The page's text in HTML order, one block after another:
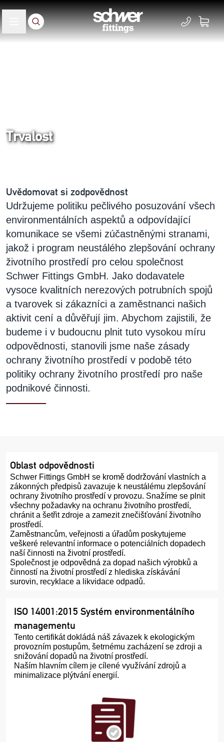
Trvalost
Uvědomovat si zodpovědnost
Udržujeme politiku pečlivého posuzování všech
environmentálních aspektů a odpovídající
komunikace se všemi zúčastněnými stranami,
jakož i program neustálého zlepšování ochrany
životního prostředí pro celou společnost
Schwer Fittings GmbH. Jako dodavatele
vysoce kvalitních nerezových potrubních spojů
a tvarovek si zákazníci a zaměstnanci našich
aktivit cení a důvěřují jim. Abychom zajistili, že
budeme i v budoucnu plnit tuto vysokou míru
odpovědnosti, stanovili jsme naše zásady
ochrany životního prostředí v podobě této
politiky ochrany životního prostředí pro naše
podnikové činnosti.
Oblast odpovědnosti
Schwer Fittings GmbH se kromě dodržování vlastních a
zákonných předpisů zavazuje k neustálému zlepšování
ochrany životního prostředí v provozu. Snažíme se plnit
všechny požadavky na ochranu životního prostředí,
chránit a šetřit zdroje a zamezit znečišťování životního
prostředí.
Zaměstnancům, veřejnosti a úřadům poskytujeme
veškeré relevantní informace o potenciálních dopadech
naší činnosti na životní prostředí.
Společnost je odpovědná za dopad našich výrobků a
činností na životní prostředí z hlediska získávání
surovin, recyklace a likvidace odpadů.
ISO 14001:2015 Systém environmentálního
managementu
Tento certifikát dokládá náš závazek k ekologickým
provozním postupům, šetrnému zacházení se zdroji a
snižování dopadů na životní prostředí.
Naším hlavním cílem je cílené využívání zdrojů a
minimalizace plýtvání energií.